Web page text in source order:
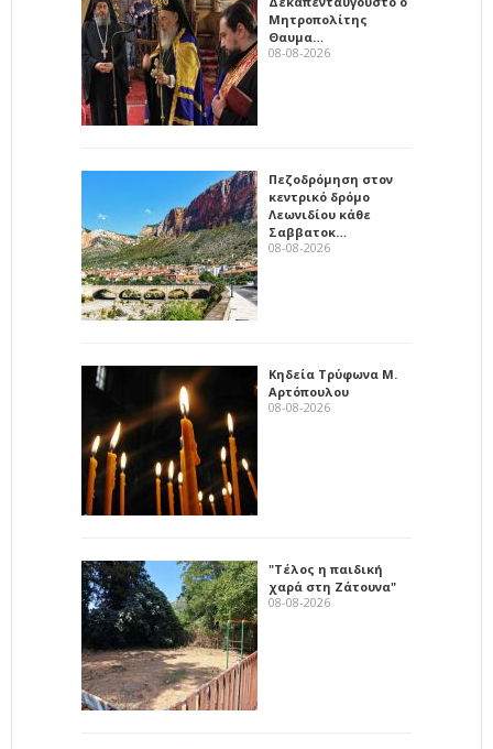
Μητροπολίτης
Θαυμα…
08-08-2026
Πεζοδρόμηση στον
κεντρικό δρόμο
Λεωνιδίου κάθε
Σαββατοκ…
08-08-2026
Κηδεία Τρύφωνα Μ.
Αρτόπουλου
08-08-2026
"Τέλος η παιδική
χαρά στη Ζάτουνα"
08-08-2026